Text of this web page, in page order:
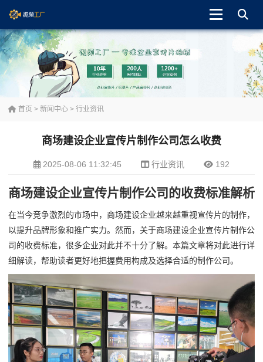
首页 > 新闻中心 > 行业资讯
商场建设企业宣传片制作公司怎么收费
2025-08-06 11:32:45 行业资讯 192
商场建设企业宣传片制作公司的收费标准解析
在当今竞争激烈的市场中，商场建设企业越来越重视宣传片的制作，
以提升品牌形象和推广实力。然而，关于商场建设企业宣传片制作公
司的收费标准，很多企业对此并不十分了解。本篇文章将对此进行详
细解读，帮助读者更好地把握费用构成及选择合适的制作公司。